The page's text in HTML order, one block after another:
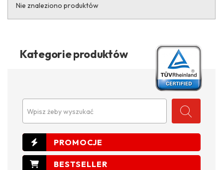
Kategorie produktów
Wpisz żeby wyszukać
Nie znaleziono produktów